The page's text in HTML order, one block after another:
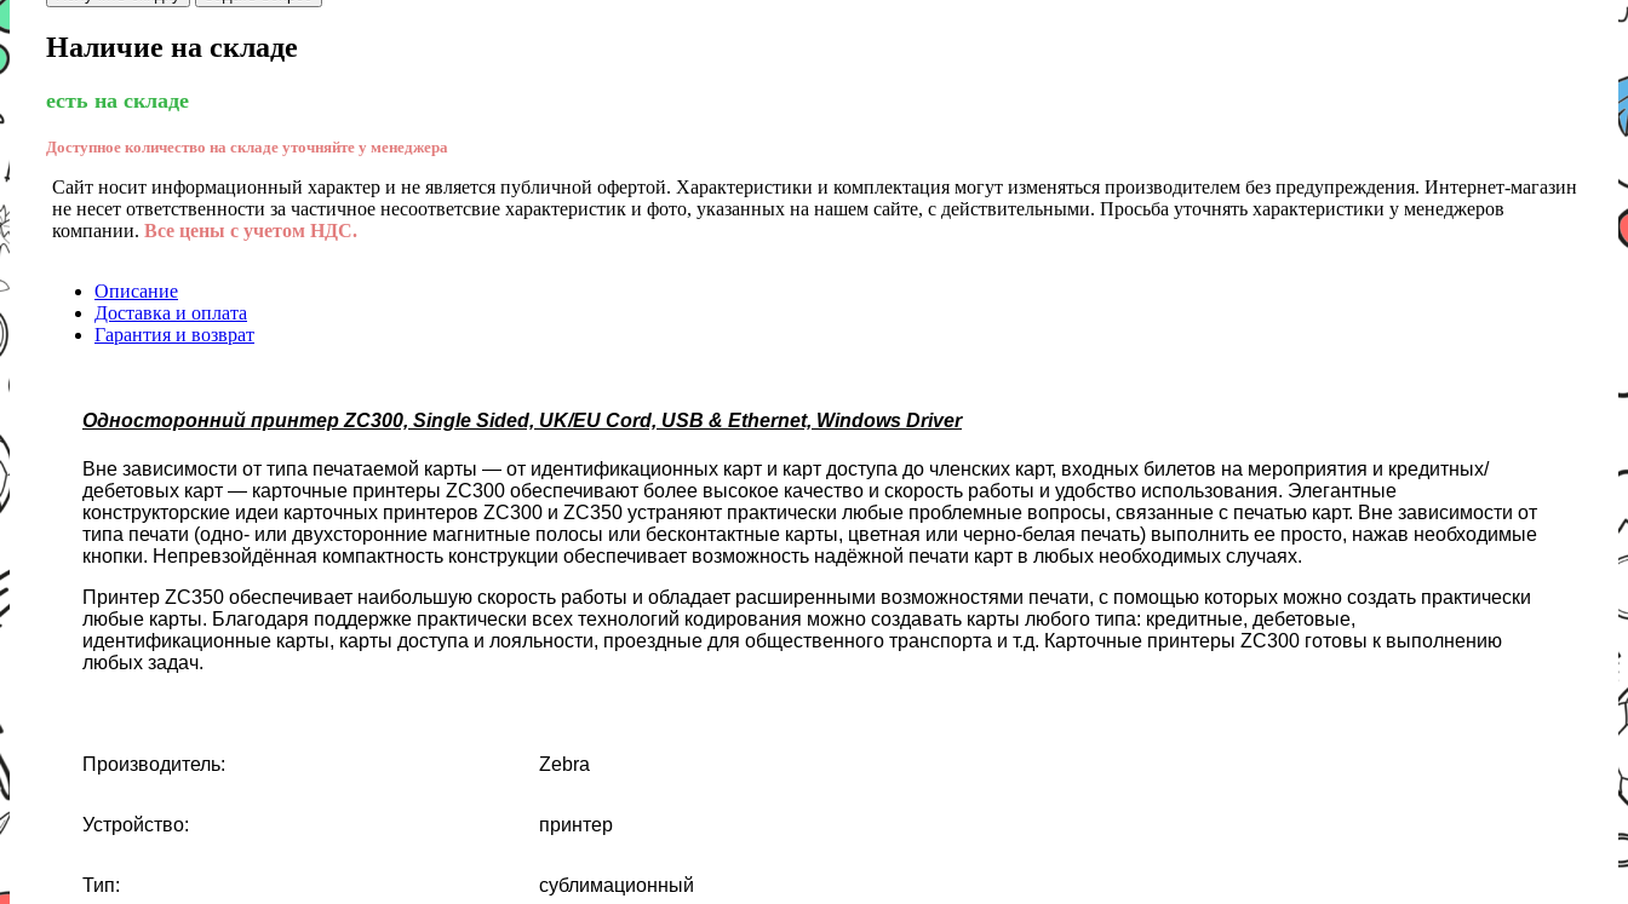
Наличие на складе
есть на складе
Доступное количество на складе уточняйте у менеджера
Сайт носит информационный характер и не является публичной офертой. Характеристики и комплектация могут изменяться производителем без предупреждения. Интернет-магазин
не несет ответственности за частичное несоответсвие характеристик и фото, указанных на нашем сайте, с действительными. Просьба уточнять характеристики у менеджеров
компании. Все цены с учетом НДС.
Описание
Доставка и оплата
Гарантия и возврат
Односторонний принтер ZC300, Single Sided, UK/EU Cord, USB & Ethernet, Windows Driver
Вне зависимости от типа печатаемой карты — от идентификационных карт и карт доступа до членских карт, входных билетов на мероприятия и кредитных/
дебетовых карт — карточные принтеры ZC300 обеспечивают более высокое качество и скорость работы и удобство использования. Элегантные
конструкторские идеи карточных принтеров ZC300 и ZC350 устраняют практически любые проблемные вопросы, связанные с печатью карт. Вне зависимости от
типа печати (одно- или двухсторонние магнитные полосы или бесконтактные карты, цветная или черно-белая печать) выполнить ее просто, нажав необходимые
кнопки. Непревзойдённая компактность конструкции обеспечивает возможность надёжной печати карт в любых необходимых случаях.
Принтер ZC350 обеспечивает наибольшую скорость работы и обладает расширенными возможностями печати, с помощью которых можно создать практически
любые карты. Благодаря поддержке практически всех технологий кодирования можно создавать карты любого типа: кредитные, дебетовые,
идентификационные карты, карты доступа и лояльности, проездные для общественного транспорта и т.д. Карточные принтеры ZC300 готовы к выполнению
любых задач.
Производитель: Zebra
Устройство: принтер
Тип: сублимационный